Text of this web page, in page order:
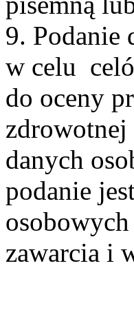
9. Podanie
w celu
do oceny
zdrowotnej
danych
podanie
zawarcia i